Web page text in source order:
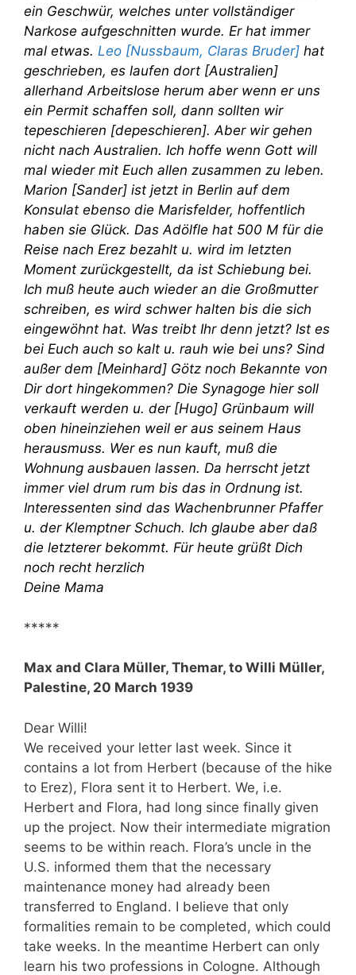
ein Geschwür, welches unter vollständiger
Narkose aufgeschnitten wurde. Er hat immer
mal etwas. Leo [Nussbaum, Claras Bruder] hat
geschrieben, es laufen dort [Australien]
allerhand Arbeitslose herum aber wenn er uns
ein Permit schaffen soll, dann sollten wir
tepeschieren [depeschieren]. Aber wir gehen
nicht nach Australien. Ich hoffe wenn Gott will
mal wieder mit Euch allen zusammen zu leben.
Marion [Sander] ist jetzt in Berlin auf dem
Konsulat ebenso die Marisfelder, hoffentlich
haben sie Glück. Das Adölfle hat 500 M für die
Reise nach Erez bezahlt u. wird im letzten
Moment zurückgestellt, da ist Schiebung bei.
Ich muß heute auch wieder an die Großmutter
schreiben, es wird schwer halten bis die sich
eingewöhnt hat. Was treibt Ihr denn jetzt? Ist es
bei Euch auch so kalt u. rauh wie bei uns? Sind
außer dem [Meinhard] Götz noch Bekannte von
Dir dort hingekommen? Die Synagoge hier soll
verkauft werden u. der [Hugo] Grünbaum will
oben hineinziehen weil er aus seinem Haus
herausmuss. Wer es nun kauft, muß die
Wohnung ausbauen lassen. Da herrscht jetzt
immer viel drum rum bis das in Ordnung ist.
Interessenten sind das Wachenbrunner Pfaffer
u. der Klemptner Schuch. Ich glaube aber daß
die letzterer bekommt. Für heute grüßt Dich
noch recht herzlich
Deine Mama
*****
Max and Clara Müller, Themar, to Willi Müller,
Palestine, 20 March 1939
Dear Willi!
We received your letter last week. Since it
contains a lot from Herbert (because of the hike
to Erez), Flora sent it to Herbert. We, i.e.
Herbert and Flora, had long since finally given
up the project. Now their intermediate migration
seems to be within reach. Flora’s uncle in the
U.S. informed them that the necessary
maintenance money had already been
transferred to England. I believe that only
formalities remain to be completed, which could
take weeks. In the meantime Herbert can only
learn his two professions in Cologne. Although